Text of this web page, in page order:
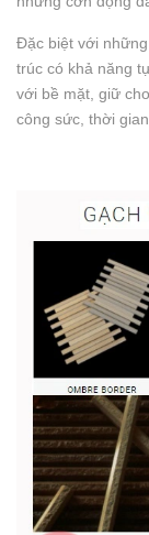
Đặc biệt với
trúc có khả năng
với bề mặt, giữ
công sức, thời